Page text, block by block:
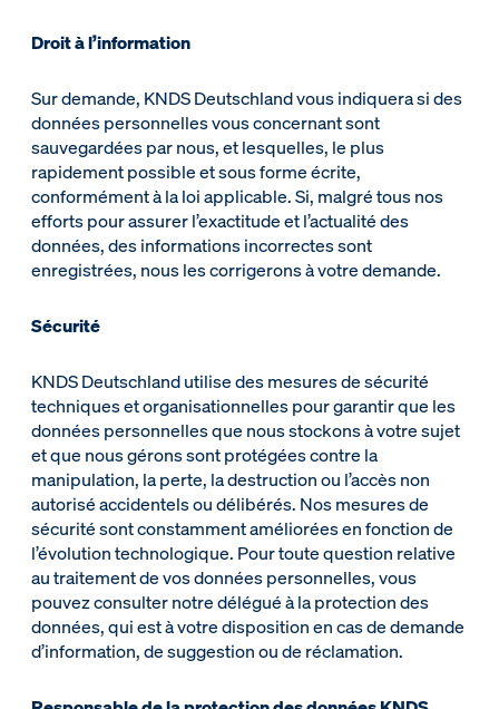
Droit à l’information
Sur demande, KNDS Deutschland vous indiquera si des
données personnelles vous concernant sont
sauvegardées par nous, et lesquelles, le plus
rapidement possible et sous forme écrite,
conformément à la loi applicable. Si, malgré tous nos
efforts pour assurer l’exactitude et l’actualité des
données, des informations incorrectes sont
enregistrées, nous les corrigerons à votre demande.
Sécurité
KNDS Deutschland utilise des mesures de sécurité
techniques et organisationnelles pour garantir que les
données personnelles que nous stockons à votre sujet
et que nous gérons sont protégées contre la
manipulation, la perte, la destruction ou l’accès non
autorisé accidentels ou délibérés. Nos mesures de
sécurité sont constamment améliorées en fonction de
l’évolution technologique. Pour toute question relative
au traitement de vos données personnelles, vous
pouvez consulter notre délégué à la protection des
données, qui est à votre disposition en cas de demande
d’information, de suggestion ou de réclamation.